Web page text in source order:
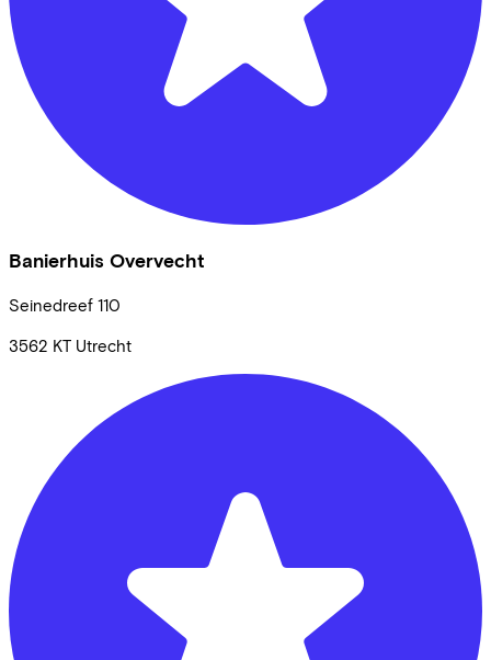
Banierhuis Overvecht
Seinedreef 110
3562 KT Utrecht